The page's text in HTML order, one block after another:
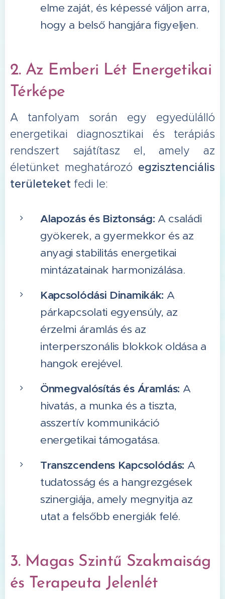
elme zaját, és képessé váljon arra,
hogy a belső hangjára figyeljen.
2. Az Emberi Lét Energetikai
Térképe
A tanfolyam során egy egyedülálló
energetikai diagnosztikai és terápiás
rendszert sajátítasz el, amely az
életünket meghatározó egzisztenciális
területeket fedi le:
Alapozás és Biztonság: A családi
gyökerek, a gyermekkor és az
anyagi stabilitás energetikai
mintázatainak harmonizálása.
Kapcsolódási Dinamikák: A
párkapcsolati egyensúly, az
érzelmi áramlás és az
interperszonális blokkok oldása a
hangok erejével.
Önmegvalósítás és Áramlás: A
hivatás, a munka és a tiszta,
asszertív kommunikáció
energetikai támogatása.
Transzcendens Kapcsolódás: A
tudatosság és a hangrezgések
szinergiája, amely megnyitja az
utat a felsőbb energiák felé.
3. Magas Szintű Szakmaiság
és Terapeuta Jelenlét